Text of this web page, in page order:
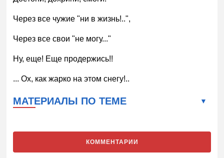
Через все чужие "ни в жизнь!..",
Через все свои "не могу..."
Ну, еще! Еще продержись!!
... Ох, как жарко на этом снегу!..
МАТЕРИАЛЫ ПО ТЕМЕ
КОММЕНТАРИИ